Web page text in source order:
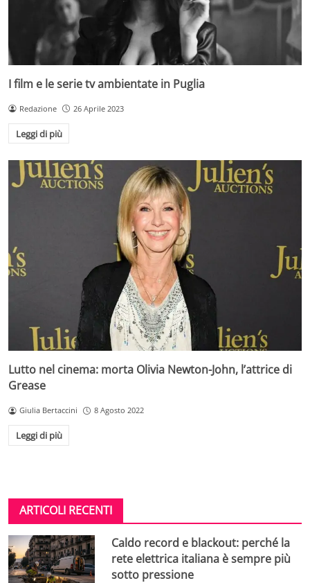
I film e le serie tv ambientate in Puglia
Redazione 26 Aprile 2023
Leggi di più
Lutto nel cinema: morta Olivia Newton-John, l’attrice di
Grease
Giulia Bertaccini 8 Agosto 2022
Leggi di più
ARTICOLI RECENTI
Caldo record e blackout: perché la
rete elettrica italiana è sempre più
sotto pressione